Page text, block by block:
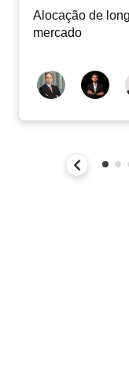
Alocação de
mercado